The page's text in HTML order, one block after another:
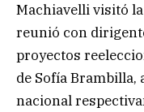
Machiavelli visitó
reunió con
proyectos
de Sofía Brambilla,
nacional